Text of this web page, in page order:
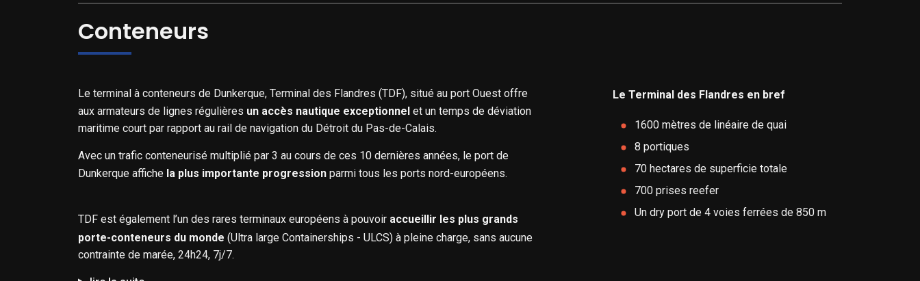
Conteneurs
Le terminal à conteneurs de Dunkerque, Terminal des Flandres (TDF), situé au port Ouest offre
aux armateurs de lignes régulières un accès nautique exceptionnel et un temps de déviation
maritime court par rapport au rail de navigation du Détroit du Pas-de-Calais.
Avec un trafic conteneurisé multiplié par 3 au cours de ces 10 dernières années, le port de
Dunkerque affiche la plus importante progression parmi tous les ports nord-européens.
TDF est également l’un des rares terminaux européens à pouvoir accueillir les plus grands
porte-conteneurs du monde (Ultra large Containerships - ULCS) à pleine charge, sans aucune
contrainte de marée, 24h24, 7j/7.
Le Terminal des Flandres en bref
1600 mètres de linéaire de quai
8 portiques
70 hectares de superficie totale
700 prises reefer
Un dry port de 4 voies ferrées de 850 m